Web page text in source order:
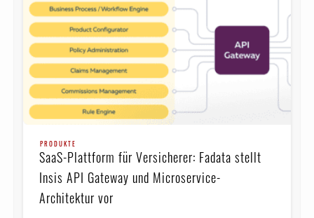
PRODUKTE
SaaS-Plattform für Versicherer: Fadata stellt
Insis API Gateway und Microservice-
Architektur vor